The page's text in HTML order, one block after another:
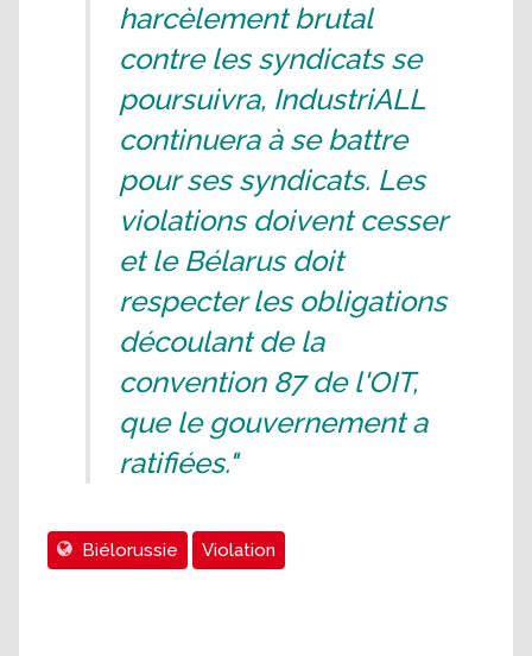
harcèlement brutal
contre les syndicats se
poursuivra, IndustriALL
continuera à se battre
pour ses syndicats. Les
violations doivent cesser
et le Bélarus doit
respecter les obligations
découlant de la
convention 87 de l'OIT,
que le gouvernement a
ratifiées."
Biélorussie Violation